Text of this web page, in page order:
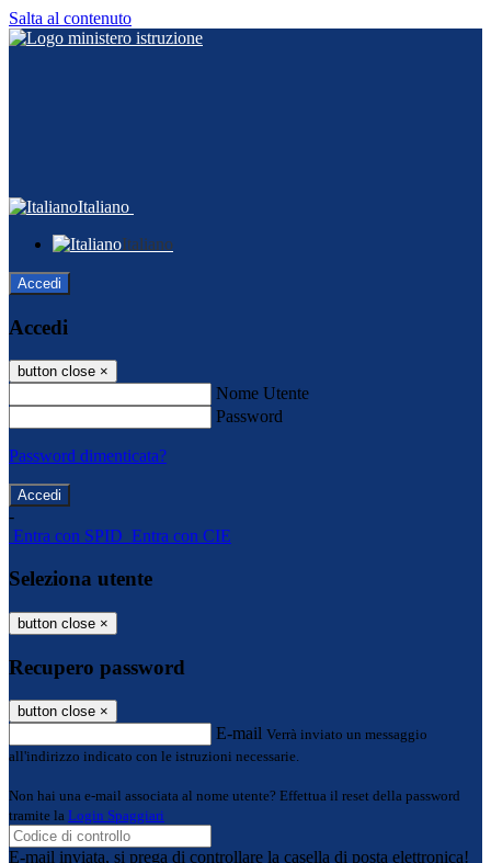
Salta al contenuto
Italiano
Italiano
Accedi
Accedi
button close ×
Nome Utente
Password
Password dimenticata?
-
Entra con SPID Entra con CIE
Seleziona utente
button close ×
Recupero password
button close ×
E-mail Verrà inviato un messaggio
all'indirizzo indicato con le istruzioni necessarie.
Non hai una e-mail associata al nome utente? Effettua il reset della password
tramite la Login Spaggiari
E-mail inviata, si prega di controllare la casella di posta elettronica!